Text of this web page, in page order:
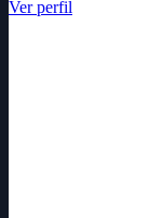
Ver perfil